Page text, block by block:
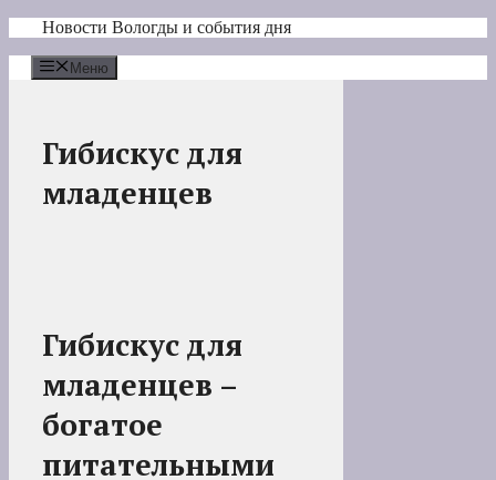
Перейти
содержимому
Новости Вологды и события дня
Меню
Гибискус для
младенцев
Гибискус для
младенцев –
богатое
питательными